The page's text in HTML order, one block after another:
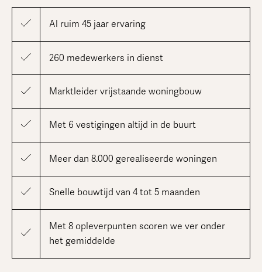
Al ruim 45 jaar ervaring
260 medewerkers in dienst
Marktleider vrijstaande woningbouw
Met 6 vestigingen altijd in de buurt
Meer dan 8.000 gerealiseerde woningen
Snelle bouwtijd van 4 tot 5 maanden
Met 8 opleverpunten scoren we ver onder
het gemiddelde